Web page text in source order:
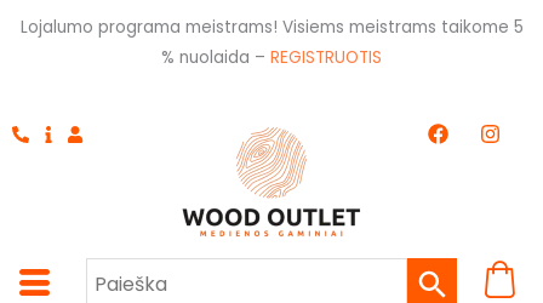
Pereiti
Lojalumo programa meistrams! Visiems meistrams taikome 5
% nuolaida – REGISTRUOTIS
F
a
k
I
n
a
m